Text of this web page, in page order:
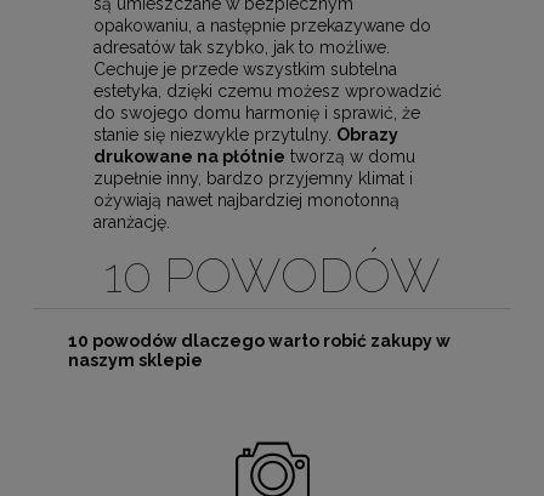
opakowaniu, a następnie przekazywane do
adresatów tak szybko, jak to możliwe.
Cechuje je przede wszystkim subtelna
estetyka, dzięki czemu możesz wprowadzić
do swojego domu harmonię i sprawić, że
stanie się niezwykle przytulny. Obrazy
drukowane na płótnie tworzą w domu
zupełnie inny, bardzo przyjemny klimat i
ożywiają nawet najbardziej monotonną
aranżację.
10 POWODÓW
10 powodów dlaczego warto robić zakupy w
naszym sklepie